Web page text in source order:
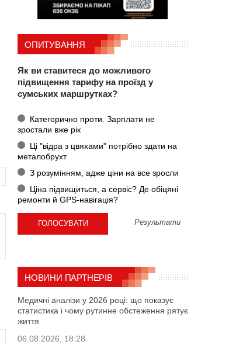
ОПИТУВАННЯ
Як ви ставитеся до можливого
підвищення тарифу на проїзд у
сумських маршрутках?
Категорично проти. Зарплати не
зростали вже рік
Ці "відра з цвяхами" потрібно здати на
металобрухт
З розумінням, адже ціни на все зросли
Ціна підвищиться, а сервіс? Де обіцяні
ремонти й GPS-навігація?
Результати
НОВИНИ ПАРТНЕРІВ
Медичні аналізи у 2026 році: що показує
статистика і чому рутинне обстеження рятує
життя
06.08.2026, 18:28